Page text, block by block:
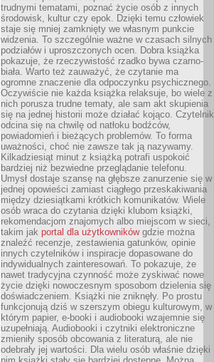
trudnymi tematami, poznać życie osób z innych
środowisk, kultur czy epok. Dzięki temu człowiek
staje się mniej zamknięty we własnym punkcie
widzenia. To szczególnie ważne w czasach silnych
podziałów i uproszczonych ocen. Dobra książka
pokazuje, że rzeczywistość rzadko bywa czarno-
biała. Warto też zauważyć, że czytanie ma
ogromne znaczenie dla odpoczynku psychicznego.
Oczywiście nie każda książka relaksuje, bo wiele z
nich porusza trudne tematy, ale sam akt skupienia
się na jednej historii może działać kojąco. Czytelnik
odcina się na chwilę od natłoku bodźców,
powiadomień i bieżących problemów. To forma
uważności, choć nie zawsze tak ją nazywamy.
Kilkadziesiąt minut z książką potrafi uspokoić
bardziej niż bezwiedne przeglądanie telefonu.
Umysł dostaje szansę na głębsze zanurzenie się w
jednej opowieści zamiast ciągłego przeskakiwania
między dziesiątkami krótkich komunikatów. Wiele
osób wraca do czytania dzięki klubom książki,
rekomendacjom znajomych albo miejscom w sieci,
takim jak portal dla użytkownikówgdzie można
znaleźć recenzje, zestawienia gatunków, opinie
innych czytelników i inspiracje dopasowane do
indywidualnych zainteresowań. To pokazuje, że
nawet tradycyjna czynność może zyskiwać nowe
życie dzięki nowoczesnym sposobom dzielenia się
doświadczeniem. Książki nie zniknęły. Po prostu
funkcjonują dziś w szerszym obiegu kulturowym, w
którym papier, e-booki i audiobooki wzajemnie się
uzupełniają. Audiobooki i czytniki elektroniczne
zmieniły sposób obcowania z literaturą, ale nie
odebrały jej wartości. Dla wielu osób właśnie dzięki